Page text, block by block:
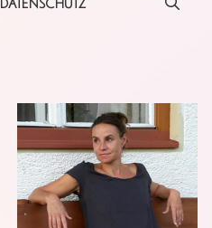
DATENSCHUTZ